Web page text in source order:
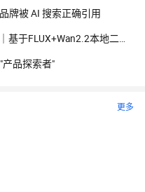
牌被 AI 搜索正确引用
产品探索者"
更多